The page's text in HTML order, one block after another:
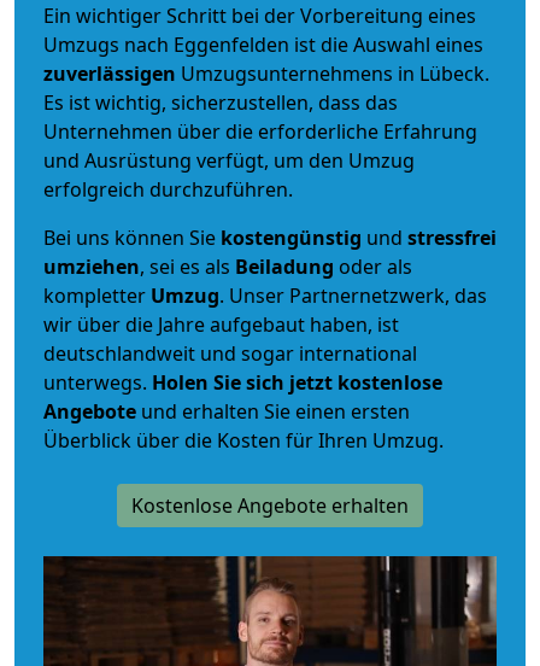
Ein wichtiger Schritt bei der Vorbereitung eines
Umzugs nach Eggenfelden ist die Auswahl eines
zuverlässigen Umzugsunternehmens in Lübeck.
Es ist wichtig, sicherzustellen, dass das
Unternehmen über die erforderliche Erfahrung
und Ausrüstung verfügt, um den Umzug
erfolgreich durchzuführen.
Bei uns können Sie kostengünstig und stressfrei
umziehen, sei es als Beiladung oder als
kompletter Umzug. Unser Partnernetzwerk, das
wir über die Jahre aufgebaut haben, ist
deutschlandweit und sogar international
unterwegs. Holen Sie sich jetzt kostenlose
Angebote und erhalten Sie einen ersten
Überblick über die Kosten für Ihren Umzug.
Kostenlose Angebote erhalten